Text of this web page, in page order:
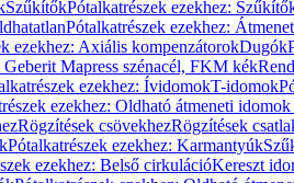
SzűkítőkPótalkatrészek ezekhez:
Pótalkatrészek ezekhez:
ezekhez: Axiális kompenzátorokDugók
Geberit Mapress szénacél, FKM kék
ezekhez: ÍvidomokT-idomok
ezekhez: Oldható átmeneti
Rögzítések csövekhezRögzítések
Pótalkatrészek ezekhez: Karmantyúk
ezekhez: Belső cirkulációKereszt